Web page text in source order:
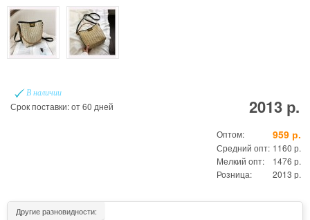
В наличии
Срок поставки: от 60 дней 2013 р.
Оптом: 959 р.
Средний опт: 1160 р.
Мелкий опт:
1476 р.
Розница:
2013 р.
Другие разновидности: